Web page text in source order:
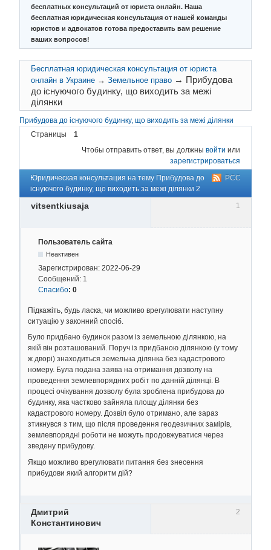
бесплатных консультаций от юриста онлайн. Наша
бесплатная юридическая консультация от нашей команды
юристов и адвокатов готова предоставить вам решение
ваших вопросов!
Прибудова до існуючого будинку, що виходить за межі ділянки
Страницы
1
Чтобы отправить ответ, вы должны войти или
зарегистрироваться
РСС
Юридическая консультация на тему Прибудова до
існуючого будинку, що виходить за межі ділянки 2
1
vitsentkiusaja
Пользователь сайта
Неактивен
Зарегистрирован: 2022-06-29
Сообщений: 1
Спасибо: 0
Підкажіть, будь ласка, чи можливо врегулювати наступну
ситуацію у законний спосіб.
Було придбано будинок разом із земельною ділянкою, на
якій він розташований. Поруч із придбаною ділянкою (у тому
ж дворі) знаходиться земельна ділянка без кадастрового
номеру. Була подана заява на отримання дозволу на
проведення землевпорядних робіт по данній ділянці. В
процесі очікування дозволу була зроблена прибудова до
будинку, яка частково зайняла площу ділянки без
кадастрового номеру. Дозвіл було отримано, але зараз
зтикнувся з тим, що після проведення геодезичних замірів,
землевпорядні роботи не можуть продовжуватися через
зведену прибудову.
Якщо можливо врегулювати питання без знесення
прибудови який алгоритм дій?
2
Дмитрий
Константинович
Бесплатная юридическая консультация от юриста
онлайн в Украине →Земельное право → Прибудова
до існуючого будинку, що виходить за межі
ділянки